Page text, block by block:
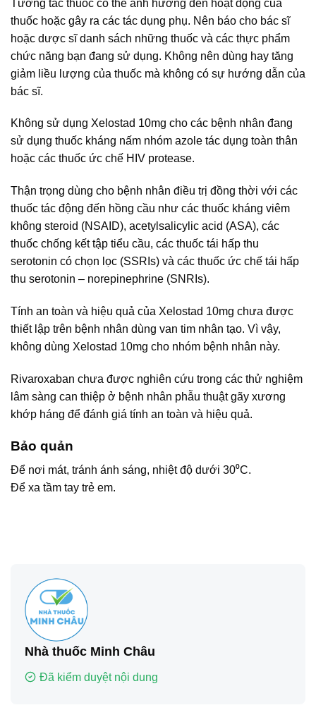
Tương tác thuốc có thể ảnh hưởng đến hoạt động của
thuốc hoặc gây ra các tác dụng phụ. Nên báo cho bác sĩ
hoặc dược sĩ danh sách những thuốc và các thực phẩm
chức năng bạn đang sử dụng. Không nên dùng hay tăng
giảm liều lượng của thuốc mà không có sự hướng dẫn của
bác sĩ.
Không sử dụng Xelostad 10mg cho các bệnh nhân đang
sử dụng thuốc kháng nấm nhóm azole tác dụng toàn thân
hoặc các thuốc ức chế HIV protease.
Thận trọng dùng cho bệnh nhân điều trị đồng thời với các
thuốc tác động đến hồng cầu như các thuốc kháng viêm
không steroid (NSAID), acetylsalicylic acid (ASA), các
thuốc chống kết tập tiểu cầu, các thuốc tái hấp thu
serotonin có chọn lọc (SSRIs) và các thuốc ức chế tái hấp
thu serotonin – norepinephrine (SNRIs).
Tính an toàn và hiệu quả của Xelostad 10mg chưa được
thiết lập trên bệnh nhân dùng van tim nhân tạo. Vì vậy,
không dùng Xelostad 10mg cho nhóm bệnh nhân này.
Rivaroxaban chưa được nghiên cứu trong các thử nghiệm
lâm sàng can thiệp ở bệnh nhân phẫu thuật gãy xương
khớp háng để đánh giá tính an toàn và hiệu quả.
Bảo quản
Để nơi mát, tránh ánh sáng, nhiệt độ dưới 30⁰C.
Để xa tầm tay trẻ em.
Nhà thuốc Minh Châu
Đã kiểm duyệt nội dung